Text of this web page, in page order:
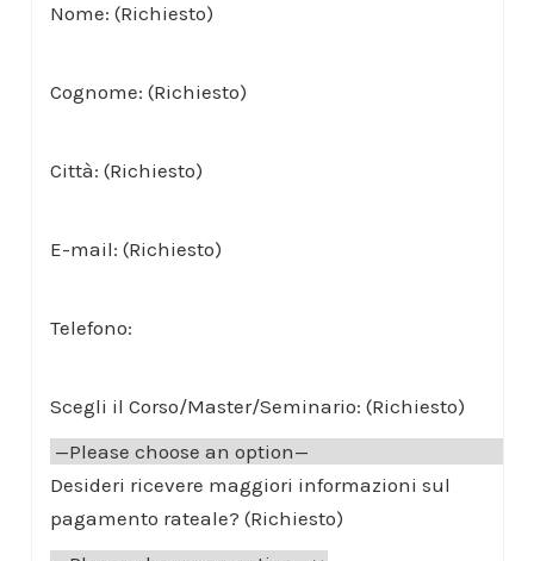
Nome: (Richiesto)
Cognome: (Richiesto)
Città: (Richiesto)
E-mail: (Richiesto)
Telefono:
Scegli il Corso/Master/Seminario: (Richiesto)
Desideri ricevere maggiori informazioni sul
pagamento rateale? (Richiesto)